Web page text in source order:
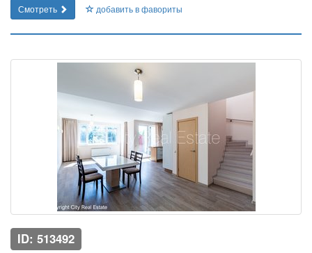
Смотреть добавить в фавориты
ID: 513492